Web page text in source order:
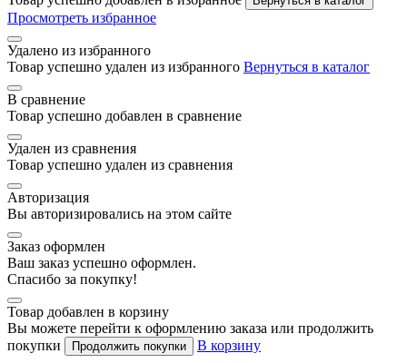
Просмотреть избранное
Удалено из избранного
Товар успешно удален из избранного Вернуться в каталог
В сравнение
Товар успешно добавлен в сравнение
Удален из сравнения
Товар успешно удален из сравнения
Авторизация
Вы авторизировались на этом сайте
Заказ оформлен
Ваш заказ успешно оформлен.
Спасибо за покупку!
Товар добавлен в корзину
Вы можете перейти к оформлению заказа или продолжить
покупки
Продолжить покупки В корзину